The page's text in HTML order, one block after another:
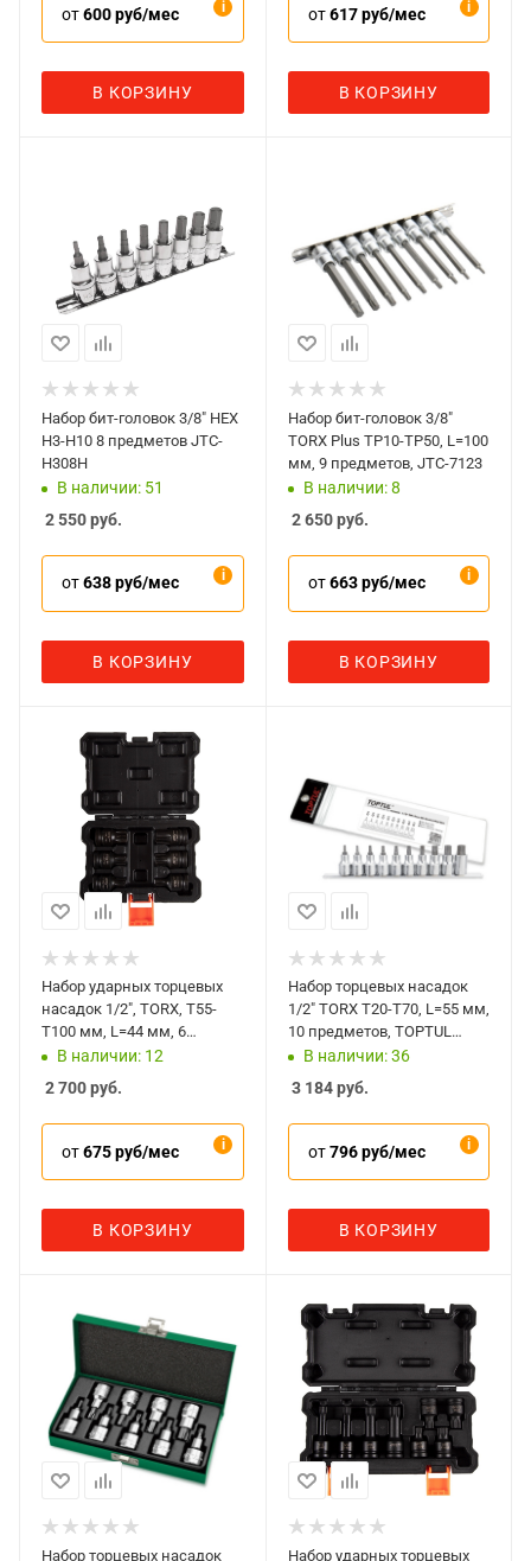
от600 руб/мес
В КОРЗИНУ
от617 руб/мес
В КОРЗИНУ
Набор бит-головок 3/8" HEX
H3-H10 8 предметов JTC-
H308H
В наличии: 51
2 550руб.
от638 руб/мес
В КОРЗИНУ
Набор бит-головок 3/8"
TORX Plus TP10-TP50, L=100
мм, 9 предметов, JTC-7123
В наличии: 8
2 650руб.
от663 руб/мес
В КОРЗИНУ
Набор ударных торцевых
насадок 1/2", TORX, Т55-
Т100 мм, L=44 мм, 6
предметов, AFFIX
AF00742006C
В наличии: 12
2 700руб.
от675 руб/мес
В КОРЗИНУ
Набор торцевых насадок
1/2" TORX T20-T70, L=55 мм,
10 предметов, TOPTUL
GAAG1006
В наличии: 36
3 184руб.
от796 руб/мес
В КОРЗИНУ
Набор торцевых насадок
Набор ударных торцевых